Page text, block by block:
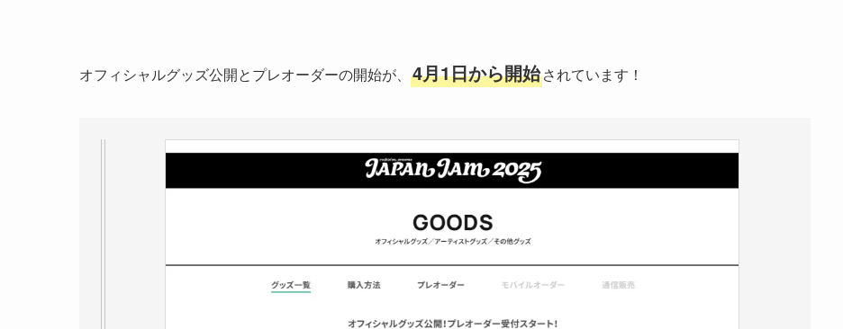
オフィシャルグッズ公開とプレオーダーの開始が、 4月1日から開始されています！